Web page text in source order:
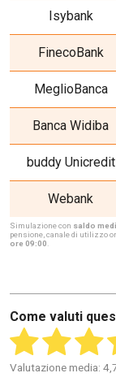
Isybank
FinecoBank
MeglioBanca
Banca Widiba
buddy Unicredit
Webank
Simulazione con saldo
pensione, canale di utilizzo
ore 09:00
Come valuti
Valutazione media: